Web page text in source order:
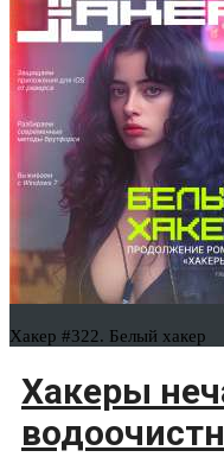
Хакер #322. Белый хакер
Хакеры